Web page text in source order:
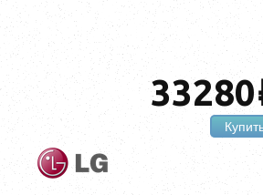
33280